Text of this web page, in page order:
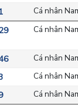
Cá nhân
Cá nhân
Cá nhân
Cá nhân
Cá nhân